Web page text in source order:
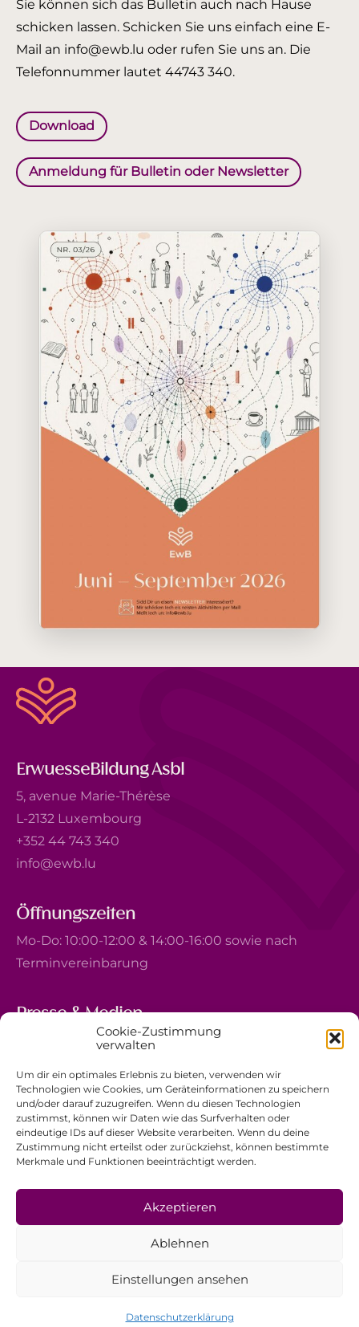
Cookie-Zustimmung
verwalten
Um dir ein optimales Erlebnis zu bieten, verwenden wir
Technologien wie Cookies, um Geräteinformationen zu speichern
und/oder darauf zuzugreifen. Wenn du diesen Technologien
zustimmst, können wir Daten wie das Surfverhalten oder
eindeutige IDs auf dieser Website verarbeiten. Wenn du deine
Zustimmung nicht erteilst oder zurückziehst, können bestimmte
Merkmale und Funktionen beeinträchtigt werden.
Akzeptieren
Ablehnen
Einstellungen ansehen
Datenschutzerklärung
Sie können sich das Bulletin auch nach Hause
schicken lassen. Schicken Sie uns einfach eine E-
Mail an info@ewb.lu oder rufen Sie uns an. Die
Telefonnummer lautet 44743 340.
Download
Anmeldung für Bulletin oder Newsletter
ErwuesseBildung Asbl
5, avenue Marie-Thérèse
L-2132 Luxembourg
+352 44 743 340
info@ewb.lu
Öffnungszeiten
Mo-Do: 10:00-12:00 & 14:00-16:00 sowie nach
Terminvereinbarung
Presse & Medien
5, avenue Marie-Thérèse
+352 44 743 340
comm@ewb.lu
Spenden
Impressum
Allgemeine Geschäftsbedingungen